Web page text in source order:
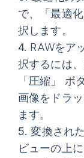
で、
「最適化
択します。
4. RAWをア
択するには
「圧縮」
ボ
画像をドラ
ます。
5. 変換され
ビューの上